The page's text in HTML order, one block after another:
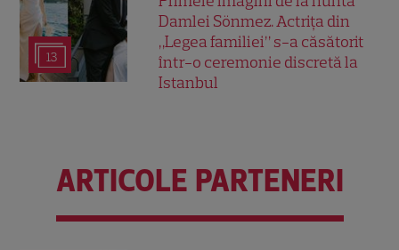
13
Damlei Sönmez. Actrița din
„Legea familiei” s-a căsătorit
într-o ceremonie discretă la
Istanbul
ARTICOLE PARTENERI